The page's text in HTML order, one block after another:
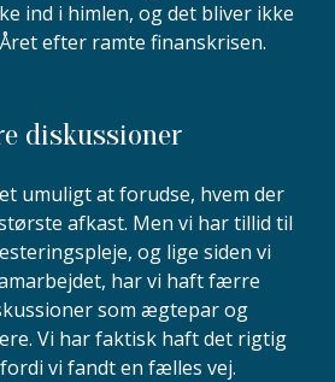
ind i himlen, og det bliver ikke
efter ramte finanskrisen.
diskussioner
umuligt at forudse, hvem der
afkast. Men vi har tillid til
og lige siden vi
har vi haft færre
som ægtepar og
Vi har faktisk haft det rigtig
vi fandt en fælles vej.